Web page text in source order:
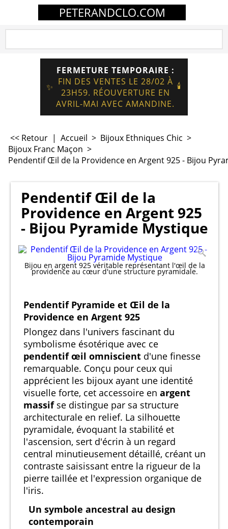
PETERANDCLO.COM
✨
FERMETURE TEMPORAIRE :
FIN DES VENTES LE 28/02 À
23H59. RÉOUVERTURE EN
AVRIL-MAI AVEC AMANDINE.
🕯️
<< Retour | Accueil > Bijoux Ethniques Chic >
Bijoux Franc Maçon >
Pendentif Œil de la Providence en Argent 925 - Bijou
Pendentif Œil de la
Providence en Argent 925
- Bijou Pyramide Mystique
Bijou en argent 925 véritable représentant l'œil de la
providence au cœur d'une structure pyramidale.
Pendentif Pyramide et Œil de la
Providence en Argent 925
Plongez dans l'univers fascinant du
symbolisme ésotérique avec ce
pendentif œil omniscient d'une finesse
remarquable. Conçu pour ceux qui
apprécient les bijoux ayant une identité
visuelle forte, cet accessoire en argent
massifse distingue par sa structure
architecturale en relief. La silhouette
pyramidale, évoquant la stabilité et
l'ascension, sert d'écrin à un regard
central minutieusement détaillé, créant un
contraste saisissant entre la rigueur de la
pierre taillée et l'expression organique de
l'iris.
Un symbole ancestral au design
contemporain